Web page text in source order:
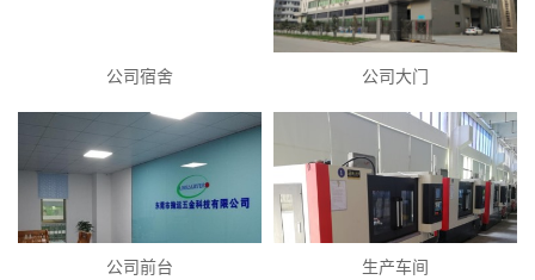
公司宿舍 公司大门
公司前台 生产车间